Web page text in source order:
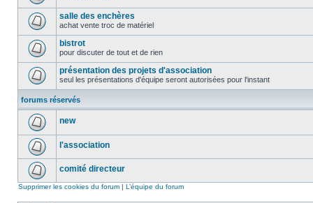
salle des enchères
achat vente troc de matériel
bistrot
pour discuter de tout et de rien
présentation des projets d'association
seul les présentations d'équipe seront autorisées pour l'instant
forums réservés
new
l'association
comité directeur
Supprimer les cookies du forum | L’équipe du forum